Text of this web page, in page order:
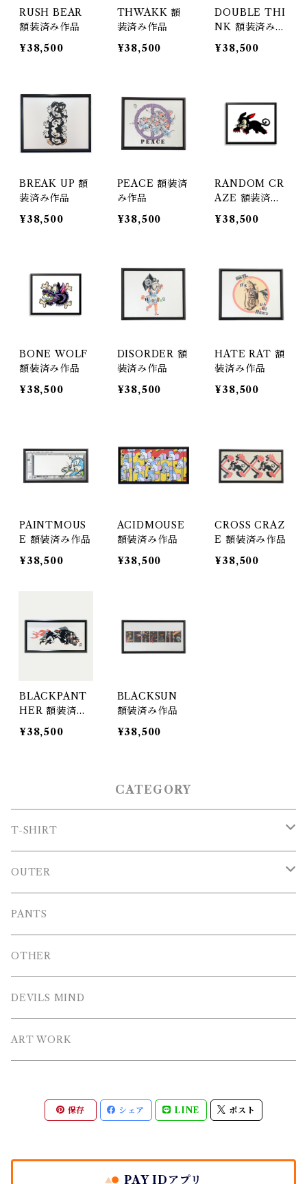
RUSH BEAR
額装済み作品
¥38,500
THWAKK 額
装済み作品
¥38,500
DOUBLE THI
NK 額装済み作
品
¥38,500
BREAK UP 額
装済み作品
¥38,500
PEACE 額装済
み作品
¥38,500
RANDOM CR
AZE 額装済み
作品
¥38,500
BONE WOLF
額装済み作品
¥38,500
DISORDER 額
装済み作品
¥38,500
HATE RAT 額
装済み作品
¥38,500
PAINTMOUS
E 額装済み作品
¥38,500
ACIDMOUSE
額装済み作品
¥38,500
CROSS CRAZ
E 額装済み作品
¥38,500
BLACKPANT
HER 額装済み
¥38,500
BLACKSUN
額装済み作品
¥38,500
CATEGORY
T-SHIRT
T-SHIRT
LONG T-SHIRT
OUTER
Blouson
SWEAT
HOODIE
ZIP HOODIE
PANTS
OTHER
DEVILS MIND
ART WORK
保存 シェア LINE ポスト
PAY IDアプリ